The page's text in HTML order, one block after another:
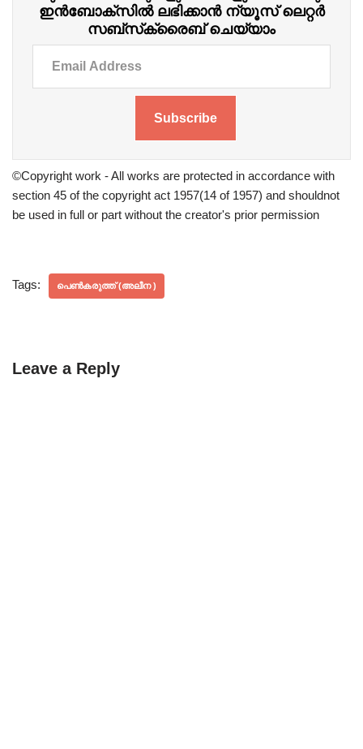
ഇന്‍ബോക്‌സില്‍ ലഭിക്കാന്‍ ന്യൂസ് ലെറ്റർ
സബ്‌സ്‌ക്രൈബ് ചെയ്യാം
Subscribe
©Copyright work - All works are protected in accordance with
section 45 of the copyright act 1957(14 of 1957) and shouldnot
be used in full or part without the creator's prior permission
Tags: പെൺകരുത്ത് (അലീന )
Leave a Reply